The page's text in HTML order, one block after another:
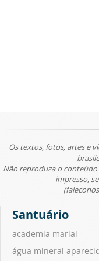
Os textos, fotos, artes e
Não reproduza o
impresso,
Santuário
academia marial
água mineral